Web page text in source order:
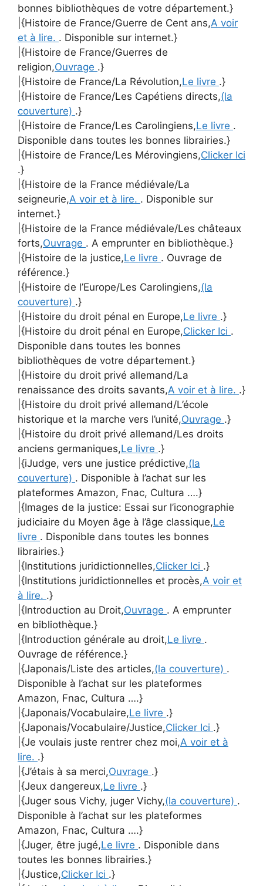
bonnes bibliothèques de votre département.}
|{Histoire de France/Guerre de Cent ans,A voir
et à lire. . Disponible sur internet.}
|{Histoire de France/Guerres de
religion,Ouvrage .}
|{Histoire de France/La Révolution,Le livre .}
|{Histoire de France/Les Capétiens directs,(la
couverture) .}
|{Histoire de France/Les Carolingiens,Le livre .
Disponible dans toutes les bonnes librairies.}
|{Histoire de France/Les Mérovingiens,Clicker Ici
.}
|{Histoire de la France médiévale/La
seigneurie,A voir et à lire. . Disponible sur
internet.}
|{Histoire de la France médiévale/Les châteaux
forts,Ouvrage . A emprunter en bibliothèque.}
|{Histoire de la justice,Le livre . Ouvrage de
référence.}
|{Histoire de l’Europe/Les Carolingiens,(la
couverture) .}
|{Histoire du droit pénal en Europe,Le livre .}
|{Histoire du droit pénal en Europe,Clicker Ici .
Disponible dans toutes les bonnes
bibliothèques de votre département.}
|{Histoire du droit privé allemand/La
renaissance des droits savants,A voir et à lire. .}
|{Histoire du droit privé allemand/L’école
historique et la marche vers l’unité,Ouvrage .}
|{Histoire du droit privé allemand/Les droits
anciens germaniques,Le livre .}
|{iJudge, vers une justice prédictive,(la
couverture) . Disponible à l’achat sur les
plateformes Amazon, Fnac, Cultura ….}
|{Images de la justice: Essai sur l’iconographie
judiciaire du Moyen âge à l’âge classique,Le
livre . Disponible dans toutes les bonnes
librairies.}
|{Institutions juridictionnelles,Clicker Ici .}
|{Institutions juridictionnelles et procès,A voir et
à lire. .}
|{Introduction au Droit,Ouvrage . A emprunter
en bibliothèque.}
|{Introduction générale au droit,Le livre .
Ouvrage de référence.}
|{Japonais/Liste des articles,(la couverture) .
Disponible à l’achat sur les plateformes
Amazon, Fnac, Cultura ….}
|{Japonais/Vocabulaire,Le livre .}
|{Japonais/Vocabulaire/Justice,Clicker Ici .}
|{Je voulais juste rentrer chez moi,A voir et à
lire. .}
|{J’étais à sa merci,Ouvrage .}
|{Jeux dangereux,Le livre .}
|{Juger sous Vichy, juger Vichy,(la couverture) .
Disponible à l’achat sur les plateformes
Amazon, Fnac, Cultura ….}
|{Juger, être jugé,Le livre . Disponible dans
toutes les bonnes librairies.}
|{Justice,Clicker Ici .}